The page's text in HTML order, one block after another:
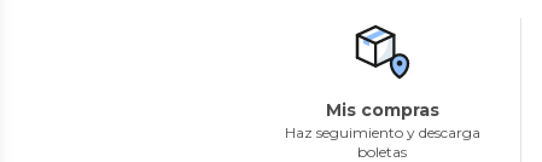
Mis compras
Haz seguimiento y descarga
boletas